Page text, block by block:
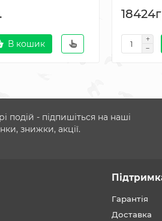
В кошик
подій - підпишіться на наші
знижки, акції.
Гарантія
Доставка